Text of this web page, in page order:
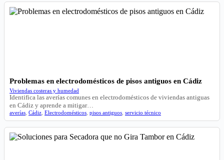
Problemas en electrodomésticos de pisos antiguos en Cádiz
Viviendas costeras y humedad
Identifica las averías comunes en electrodomésticos de viviendas antiguas
en Cádiz y aprende a mitigar…
averías Cádiz Electrodomésticos pisos antiguos servicio técnico